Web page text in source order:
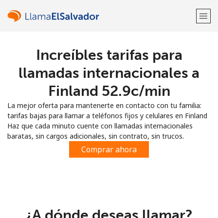
¡Bienvenido!
Regístrate con
Increíbles tarifas para
llamadas internacionales a
Finland ⁦52.9c⁩/min
La mejor oferta para mantenerte en contacto con tu familia:
tarifas bajas para llamar a teléfonos fijos y celulares en Finland
Haz que cada minuto cuente con llamadas internacionales
baratas, sin cargos adicionales, sin contrato, sin trucos.
Comprar ahora